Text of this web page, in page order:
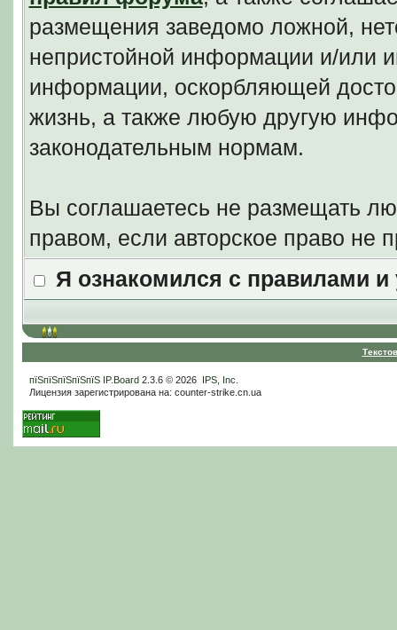
размещения заведомо ложной,
непристойной информации и/или
информации, оскорбляющей
жизнь, а также любую другую
законодательным нормам.
Вы соглашаетесь не размещать
правом, если авторское право
Я ознакомился с правилами
пїЅпїЅпїЅпїЅпїЅ IP.Board2.3.6 © 2026 IPS, Inc
Лицензия зарегистрирована на: counter-strike.cn.ua